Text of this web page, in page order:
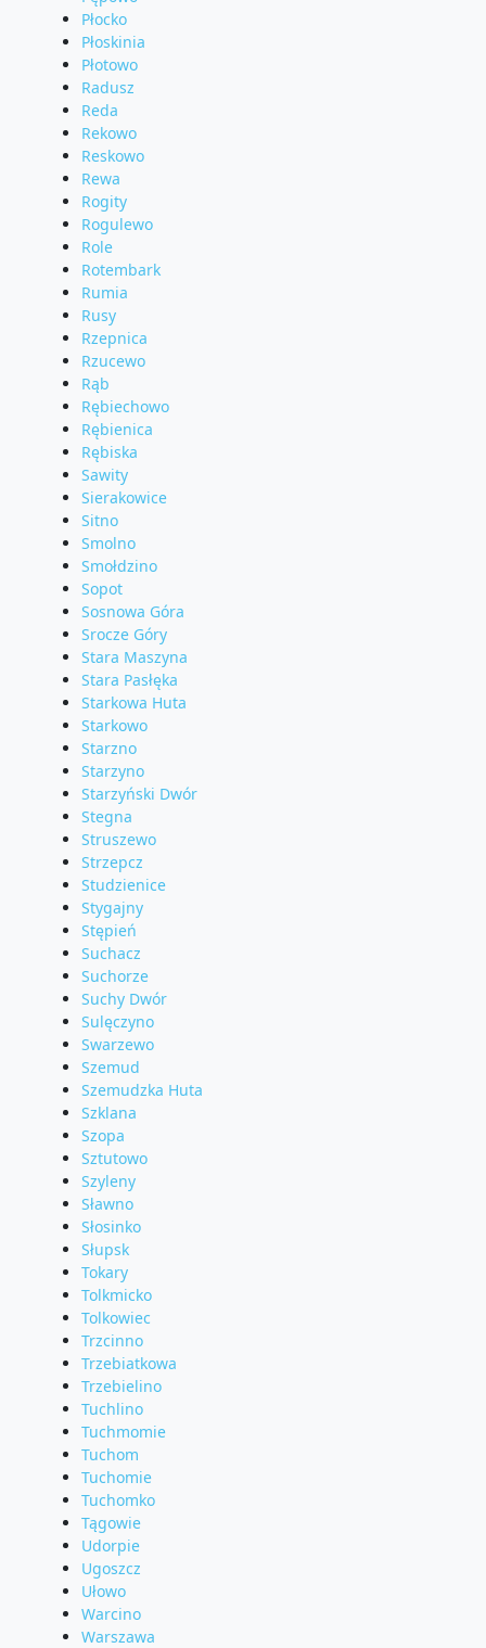
Płocko
Płoskinia
Płotowo
Radusz
Reda
Rekowo
Reskowo
Rewa
Rogity
Rogulewo
Role
Rotembark
Rumia
Rusy
Rzepnica
Rzucewo
Rąb
Rębiechowo
Rębienica
Rębiska
Sawity
Sierakowice
Sitno
Smolno
Smołdzino
Sopot
Sosnowa Góra
Srocze Góry
Stara Maszyna
Stara Pasłęka
Starkowa Huta
Starkowo
Starzno
Starzyno
Starzyński Dwór
Stegna
Struszewo
Strzepcz
Studzienice
Stygajny
Stępień
Suchacz
Suchorze
Suchy Dwór
Sulęczyno
Swarzewo
Szemud
Szemudzka Huta
Szklana
Szopa
Sztutowo
Szyleny
Sławno
Słosinko
Słupsk
Tokary
Tolkmicko
Tolkowiec
Trzcinno
Trzebiatkowa
Trzebielino
Tuchlino
Tuchmomie
Tuchom
Tuchomie
Tuchomko
Tągowie
Udorpie
Ugoszcz
Ułowo
Warcino
Warszawa